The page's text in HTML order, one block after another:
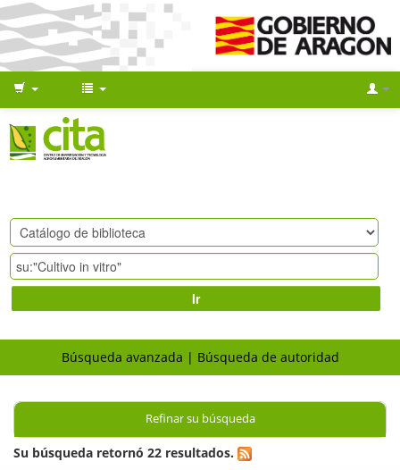
Ir
Búsqueda avanzada Búsqueda de autoridad
Refinar su búsqueda
Su búsqueda retornó 22 resultados.